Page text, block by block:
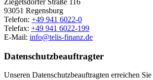
Ziegetsdorfer Straße 116
93051 Regensburg
Telefon: +49 941 6022-0
Telefax: +49 941 6022-199
E-Mail: info@telis-finanz.de
Datenschutzbeauftragter
Unseren Datenschutzbeauftragten erreichen Sie